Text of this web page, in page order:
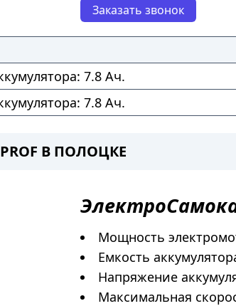
Заказать звонок
7.8 Ач.
7.8 Ач.
В ПОЛОЦКЕ
Мощность
Емкость
Напряжение
Максимальная